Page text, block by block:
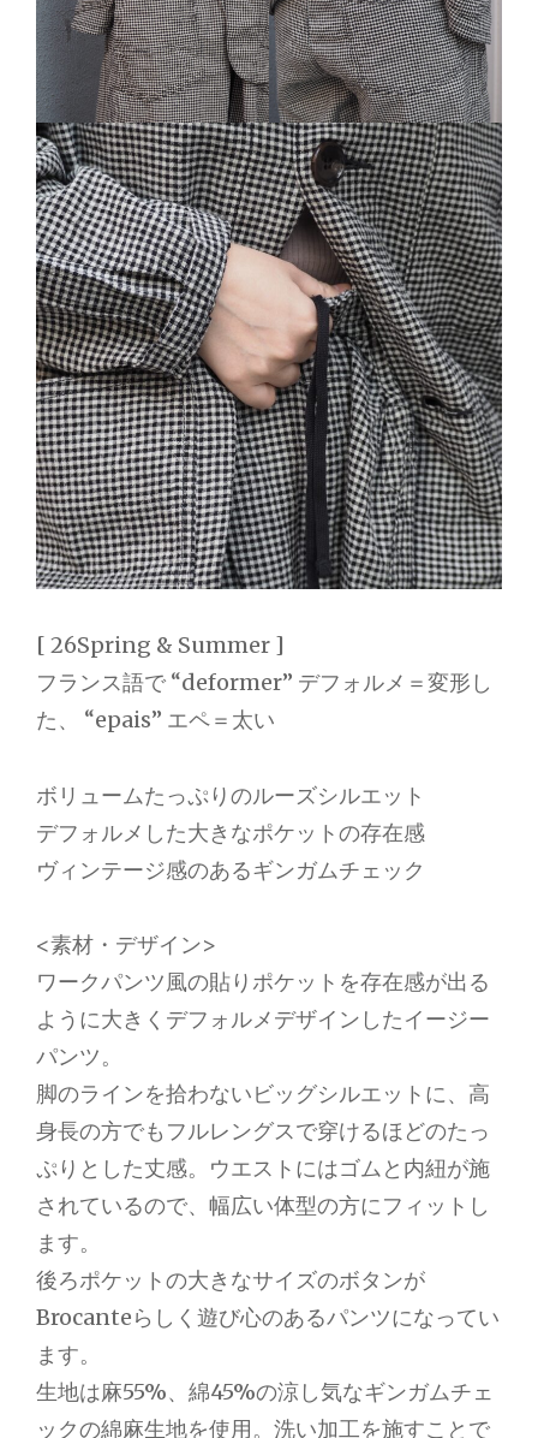
[ 26Spring & Summer ]
フランス語で “deformer” デフォルメ＝変形し
た、 “epais” エペ＝太い
ボリュームたっぷりのルーズシルエット
デフォルメした大きなポケットの存在感
ヴィンテージ感のあるギンガムチェック
<素材・デザイン>
ワークパンツ風の貼りポケットを存在感が出る
ように大きくデフォルメデザインしたイージー
パンツ。
脚のラインを拾わないビッグシルエットに、高
身長の方でもフルレングスで穿けるほどのたっ
ぷりとした丈感。ウエストにはゴムと内紐が施
されているので、幅広い体型の方にフィットし
ます。
後ろポケットの大きなサイズのボタンが
Brocanteらしく遊び心のあるパンツになってい
ます。
生地は麻55%、綿45%の涼し気なギンガムチェ
ックの綿麻生地を使用。洗い加工を施すことで